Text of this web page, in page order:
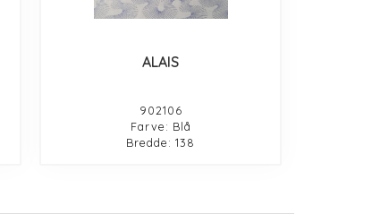
ALAIS
902106
Farve: Blå
Bredde: 138